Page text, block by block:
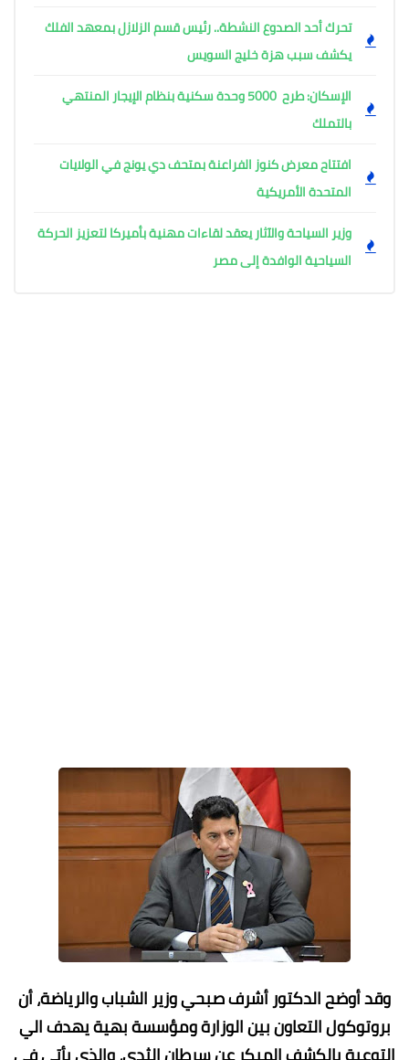
تحرك أحد الصدوع النشطة.. رئيس قسم الزلازل بمعهد الفلك
يكشف سبب هزة خليج السويس
الإسكان: طرح 5000 وحدة سكنية بنظام الإيجار المنتهي
بالتملك
افتتاح معرض كنوز الفراعنة بمتحف دي يونج في الولايات
المتحدة الأمريكية
وزير السياحة والآثار يعقد لقاءات مهنية بأميركا لتعزيز الحركة
السياحية الوافدة إلى مصر
وقد أوضح الدكتور أشرف صبحي وزير الشباب والرياضة، أن
بروتوكول التعاون بين الوزارة ومؤسسة بهية يهدف الي